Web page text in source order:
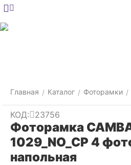
Главная / Каталог / Фоторамки /
КОД: 23756
Фоторамка
1029_NO_CP 4
напольная